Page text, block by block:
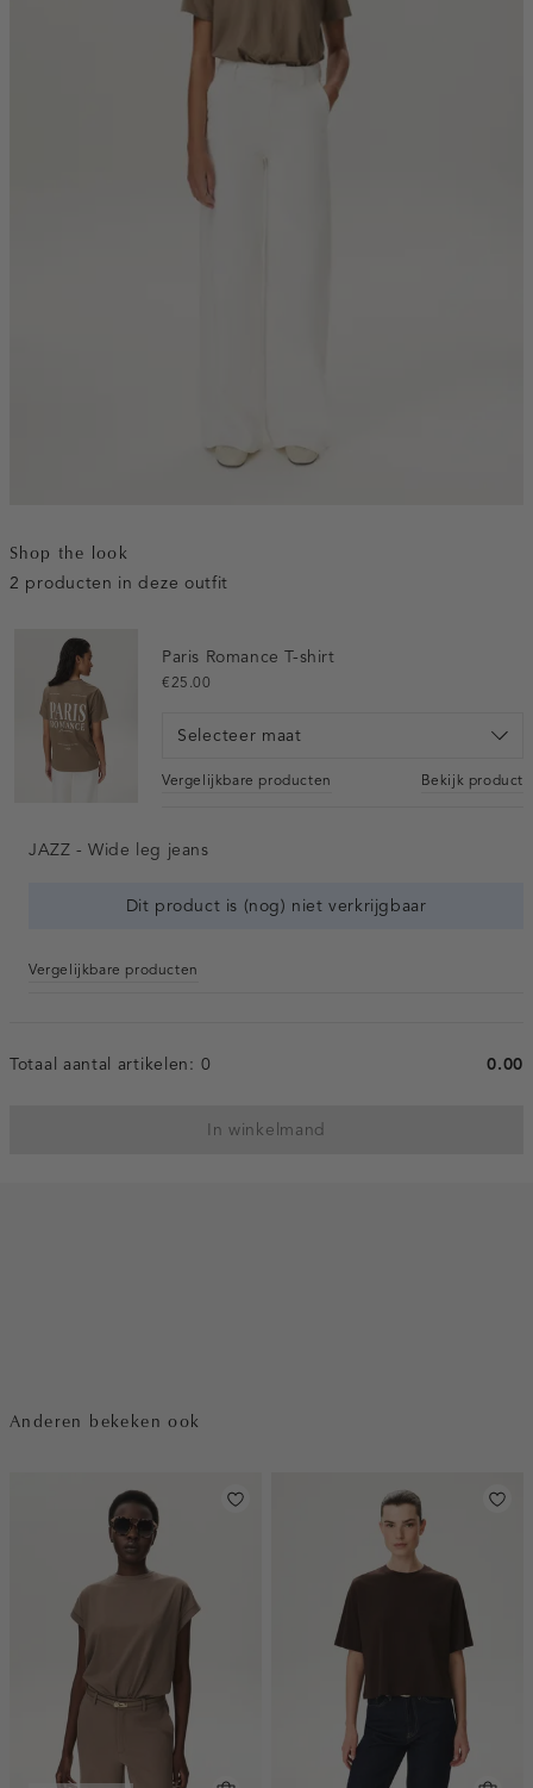
Shop the look
2 producten in deze outfit
Paris Romance T-shirt
€25.00
Selecteer maat
Vergelijkbare producten Bekijk product
JAZZ - Wide leg jeans
Dit product is (nog) niet verkrijgbaar
Vergelijkbare producten
Totaal aantal artikelen: 0 0.00
In winkelmand
Anderen bekeken ook